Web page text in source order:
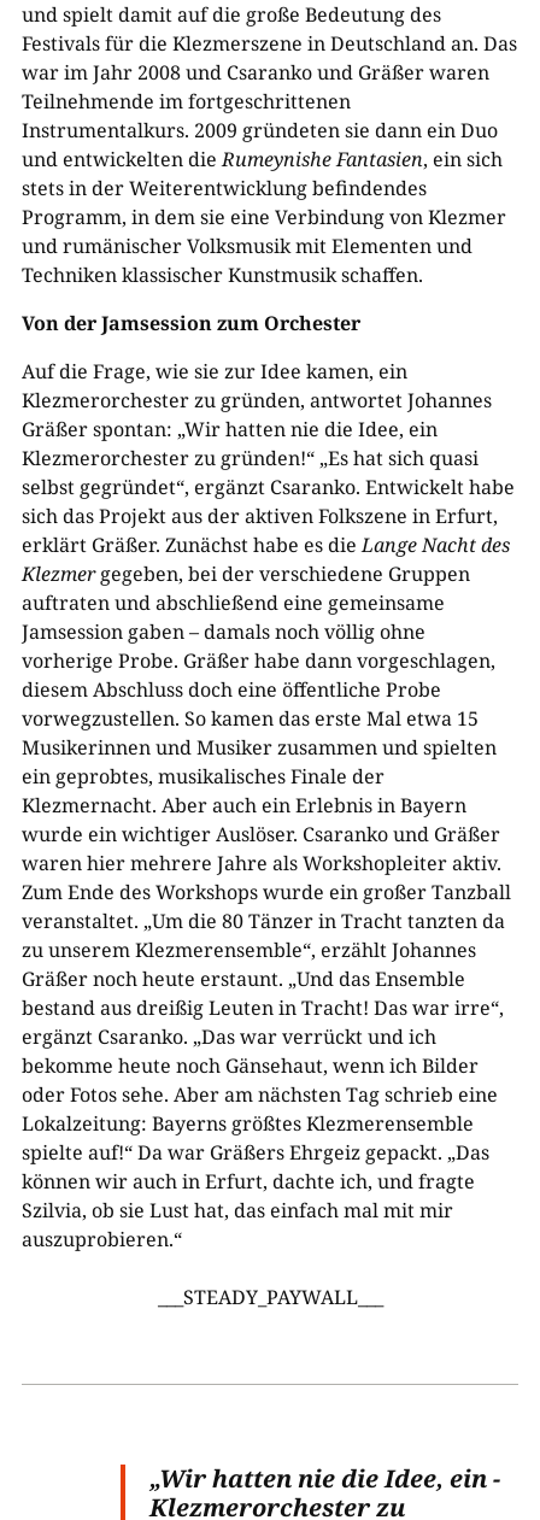
und spielt damit auf die große Bedeutung des
Festivals für die Klezmerszene in Deutschland an. Das
war im Jahr 2008 und Csaranko und Gräßer waren
Teilnehmende im fortgeschrittenen
Instrumentalkurs. 2009 gründeten sie dann ein Duo
und entwickelten dieRumeynishe Fantasien, ein sich
stets in der Weiterentwicklung befindendes
Programm, in dem sie eine Verbindung von Klezmer
und rumänischer Volksmusik mit Elementen und
Techniken klassischer Kunstmusik schaffen.
Von der Jamsession zum Orchester
Auf die Frage, wie sie zur Idee kamen, ein
Klezmerorchester zu gründen, antwortet Johannes
Gräßer spontan: „Wir hatten nie die Idee, ein
Klezmerorchester zu gründen!“ „Es hat sich quasi
selbst gegründet“, ergänzt Csaranko. Entwickelt habe
sich das Projekt aus der aktiven Folkszene in Erfurt,
erklärt Gräßer. Zunächst habe es dieLange Nacht des
Klezmergegeben, bei der verschiedene Gruppen
auftraten und abschließend eine gemeinsame
Jamsession gaben – damals noch völlig ohne
vorherige Probe. Gräßer habe dann vorgeschlagen,
diesem Abschluss doch eine öffentliche Probe
vorwegzustellen. So kamen das erste Mal etwa 15
Musikerinnen und Musiker zusammen und spielten
ein geprobtes, musikalisches Finale der
Klezmernacht. Aber auch ein Erlebnis in Bayern
wurde ein wichtiger Auslöser. Csaranko und Gräßer
waren hier mehrere Jahre als Workshopleiter aktiv.
Zum Ende des Workshops wurde ein großer Tanzball
veranstaltet. „Um die 80 Tänzer in Tracht tanzten da
zu unserem Klezmerensemble“, erzählt Johannes
Gräßer noch heute erstaunt. „Und das Ensemble
bestand aus dreißig Leuten in Tracht! Das war irre“,
ergänzt Csaranko. „Das war verrückt und ich
bekomme heute noch Gänsehaut, wenn ich Bilder
oder Fotos sehe. Aber am nächsten Tag schrieb eine
Lokalzeitung: Bayerns größtes Klezmerensemble
spielte auf!“ Da war Gräßers Ehrgeiz gepackt. „Das
können wir auch in Erfurt, dachte ich, und fragte
Szilvia, ob sie Lust hat, das einfach mal mit mir
auszuprobieren.“
___STEADY_PAYWALL___
„Wir hatten nie die Idee, ein ­
Klezmerorchester zu